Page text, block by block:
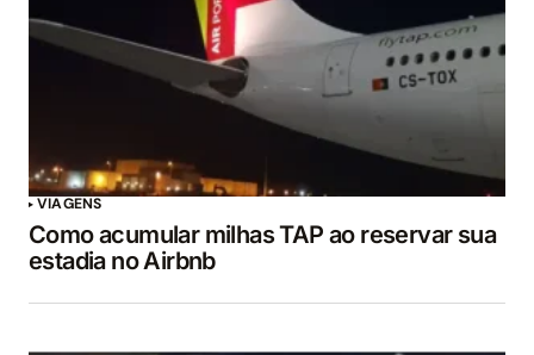
VIAGENS
Como acumular milhas TAP ao reservar sua
estadia no Airbnb